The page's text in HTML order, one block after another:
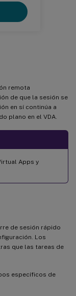
remota
de que la sesión se
en sí continúa a
plano en el VDA.
Apps y
de sesión rápido
Los
que las tareas de
específicos de